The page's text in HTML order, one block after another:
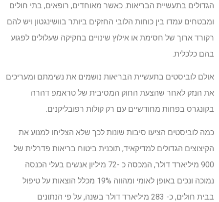
הגדולים בתעשיית הבריאות. כאשר מאוחדים, רופאים, בתי חולים
ומבטחים עמדו בין כוחות הלובי החזקים ביותר בוושינגטון ויש להם
רקורד ארוך של חסימת או אילוץ שינויים בחקיקה שעלולים לפגוע
בהם כלכלית.
אולם לוביסטים בתעשיית הבריאות נושמים את נשימתם ומעריכים
את הנזק לאחר שהצעת החוק המסיבית של טראמפ דהרה
בקונגרס בפחות מחודשיים עם רק קולות רפובליקנים.
כמה לוביסטים הציעו סיבות שונות לכך שלא הצליחו למנוע את
הקיצוצים הגדולים למדיקאיד, תוכנית ביטוח בריאות פדרלית של
900 מיליארד דולר, המכסה כ -72 מיליון אנשים בעלי הכנסה
נמוכה ונכים באופן לאומי ומהווה 19% מכלל הוצאות על טיפול
בבית חולים, כ- 283 מיליארד דולר בשנה, על פי הנתונים